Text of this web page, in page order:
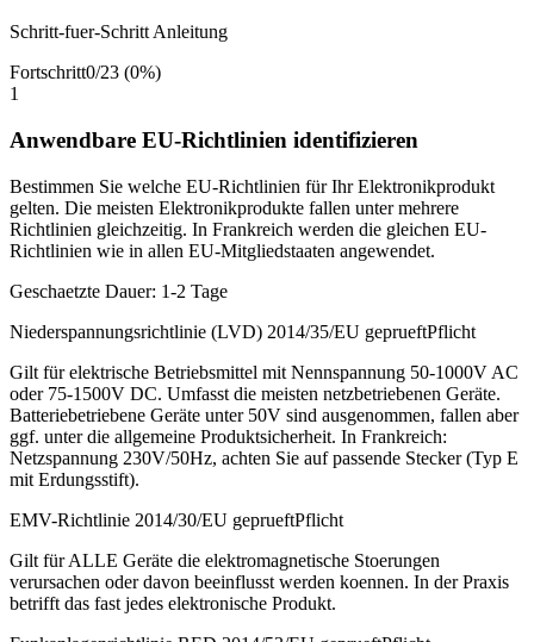
Schritt-fuer-Schritt Anleitung
Fortschritt0/23 (0%)
1
Anwendbare EU-Richtlinien identifizieren
Bestimmen Sie welche EU-Richtlinien für Ihr Elektronikprodukt
gelten. Die meisten Elektronikprodukte fallen unter mehrere
Richtlinien gleichzeitig. In Frankreich werden die gleichen EU-
Richtlinien wie in allen EU-Mitgliedstaaten angewendet.
Geschaetzte Dauer: 1-2 Tage
Niederspannungsrichtlinie (LVD) 2014/35/EU geprueftPflicht
Gilt für elektrische Betriebsmittel mit Nennspannung 50-1000V AC
oder 75-1500V DC. Umfasst die meisten netzbetriebenen Geräte.
Batteriebetriebene Geräte unter 50V sind ausgenommen, fallen aber
ggf. unter die allgemeine Produktsicherheit. In Frankreich:
Netzspannung 230V/50Hz, achten Sie auf passende Stecker (Typ E
mit Erdungsstift).
EMV-Richtlinie 2014/30/EU geprueftPflicht
Gilt für ALLE Geräte die elektromagnetische Stoerungen
verursachen oder davon beeinflusst werden koennen. In der Praxis
betrifft das fast jedes elektronische Produkt.